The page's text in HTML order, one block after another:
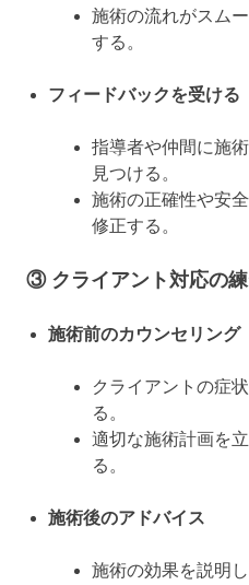
施術の流れがスム
する。
フィードバックを受ける
指導者や仲間に施
見つける。
施術の正確性や安
修正する。
③ クライアント対応の
施術前のカウンセリング
クライアントの症
る。
適切な施術計画を
る。
施術後のアドバイス
施術の効果を説明